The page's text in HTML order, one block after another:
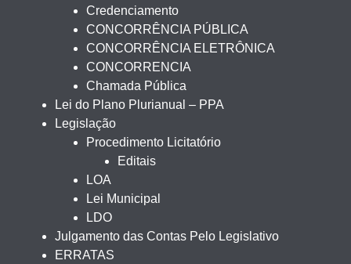
Credenciamento
CONCORRÊNCIA PÚBLICA
CONCORRÊNCIA ELETRÔNICA
CONCORRENCIA
Chamada Pública
Lei do Plano Plurianual – PPA
Legislação
Procedimento Licitatório
Editais
LOA
Lei Municipal
LDO
Julgamento das Contas Pelo Legislativo
ERRATAS